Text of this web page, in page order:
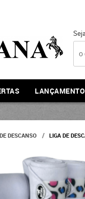
DESCANSO LIGA DE